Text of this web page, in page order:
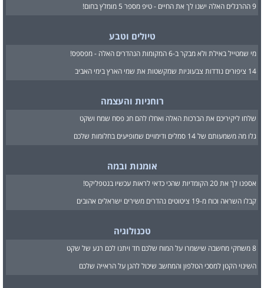
9 ההרגלים האלה ישנו לך את החיים - טיפ מספר 5 מומלץ בחום!
טיולים וטבע
מי שמטייל באילת ולא מבקר ב-6 המקומות הנהדרים האלה - מפספס!
14 ציפורים נודדות צבעוניות שמקשטות את שמי הארץ בימי האביב
רוחניות והעצמה
שלחו ליקיריכם את הברכות האלה ואחלו להם חג פסח שמח ושקט
גלו מה משמעותם של 14 סמלים ודימויים שמופיעים בחלומות שלכם
אומנות ובמה
אספנו לך את 20 הקומדיות שהכי כדאי לראות עכשיו בנטפליקס!
קבלו השראה וכוח מ-19 ציטוטים נהדרים משירים ישראלים אהובים
טכנולוגיה
8 משחקי מחשבה שישמרו על המוח שלכם חד ויתנו לכם רגע של שקט
השינוי הקטן למסכי הטלפון והמחשב שיכול להגן על הראייה שלכם